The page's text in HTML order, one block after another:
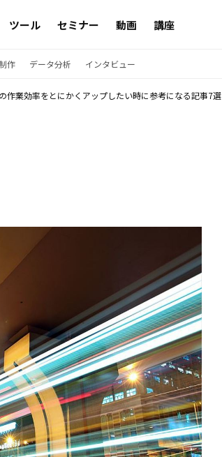
ツール セミナー 動画 講座
作 データ分析 インタビュー
作業効率をとにかくアップしたい時に参考になる記事7選